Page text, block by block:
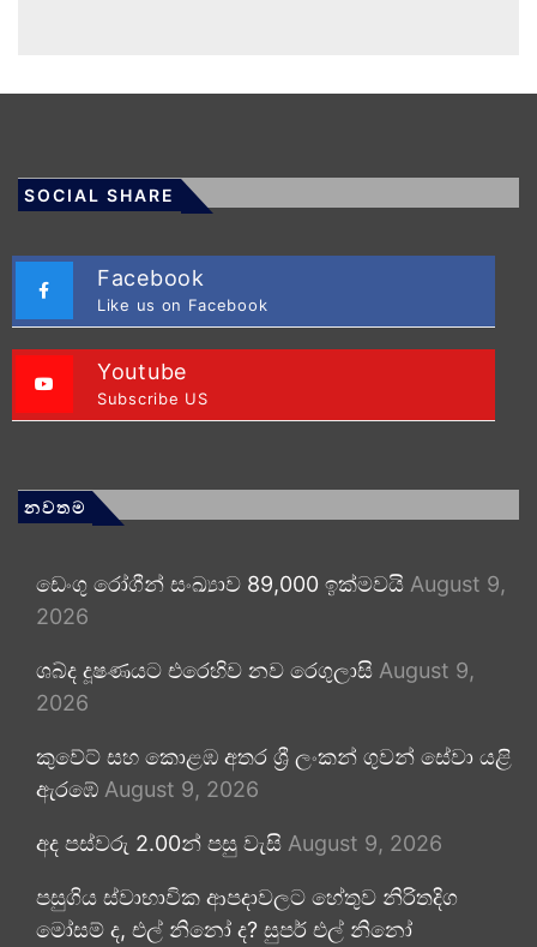
SOCIAL SHARE
Facebook
Like us on Facebook
Youtube
Subscribe US
නවතම
ඩෙංගු රෝගීන් සංඛ්‍යාව 89,000 ඉක්මවයි August 9,
2026
ශබ්ද දූෂණයට එරෙහිව නව රෙගුලාසි August 9,
2026
කුවේට් සහ කොළඹ අතර ශ්‍රී ලංකන් ගුවන් සේවා යළි
ඇරඹේ August 9, 2026
අද පස්වරු 2.00න් පසු වැසි August 9, 2026
පසුගිය ස්වාභාවික ආපදාවලට හේතුව නිරිතදිග
මෝසම් ද, එල් නිනෝ ද? සුපර් එල් නිනෝ